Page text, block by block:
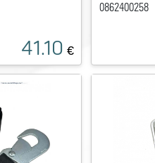
41.10 €
0862400258